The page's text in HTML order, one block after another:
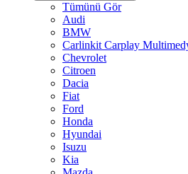
Tümünü Gör
Audi
BMW
Carlinkit Carplay
Chevrolet
Citroen
Dacia
Fiat
Ford
Honda
Hyundai
Isuzu
Kia